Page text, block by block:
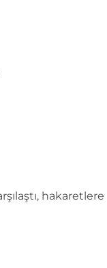
hakaretlere